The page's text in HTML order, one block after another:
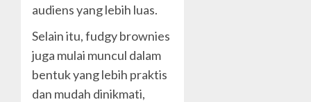
audiens yang lebih luas.
Selain itu, fudgy brownies
juga mulai muncul dalam
bentuk yang lebih praktis
dan mudah dinikmati,